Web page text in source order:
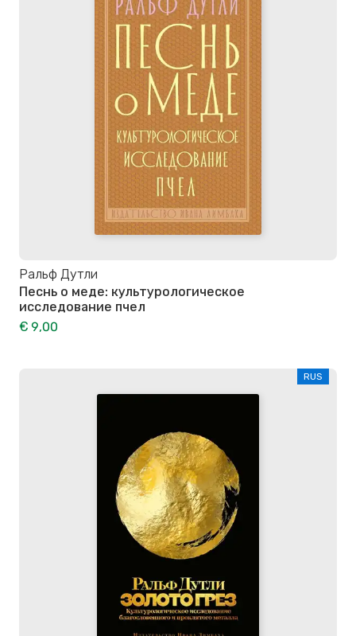
Ральф Дутли
Песнь о меде: культурологическое
исследование пчел
€ 9,00
RUS